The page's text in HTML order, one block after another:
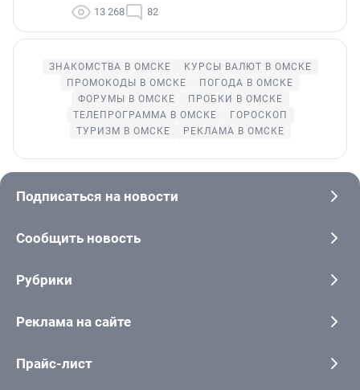
13 268 82
ЗНАКОМСТВА В ОМСКЕ
КУРСЫ ВАЛЮТ В ОМСКЕ
ПРОМОКОДЫ В ОМСКЕ
ПОГОДА В ОМСКЕ
ФОРУМЫ В ОМСКЕ
ПРОБКИ В ОМСКЕ
ТЕЛЕПРОГРАММА В ОМСКЕ
ГОРОСКОП
ТУРИЗМ В ОМСКЕ
РЕКЛАМА В ОМСКЕ
Подписаться на новости
Сообщить новость
Рубрики
Реклама на сайте
Прайс-лист